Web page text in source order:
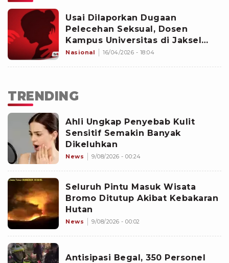
Usai Dilaporkan Dugaan
Pelecehan Seksual, Dosen
Kampus Universitas di Jaksel
Buat Laporan Balik Terkait
Nasional 16/04/2026 - 18:04
TRENDING
Ahli Ungkap Penyebab Kulit
Sensitif Semakin Banyak
Dikeluhkan
News 9/08/2026 - 00:24
Seluruh Pintu Masuk Wisata
Bromo Ditutup Akibat Kebakaran
Hutan
News 9/08/2026 - 00:02
Antisipasi Begal, 350 Personel